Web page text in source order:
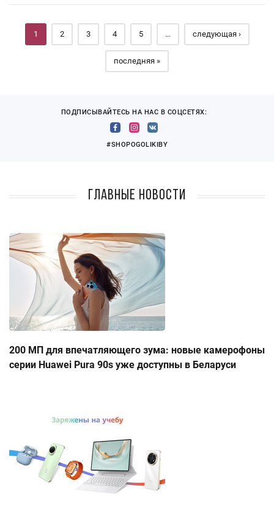
1 2 3 4 5 … следующая ›
последняя »
ПОДПИСЫВАЙТЕСЬ НА НАС В СОЦСЕТЯХ:
#SHOPOGOLIKIBY
Главные новости
200 МП для впечатляющего зума: новые камерофоны
серии Huawei Pura 90s уже доступны в Беларуси